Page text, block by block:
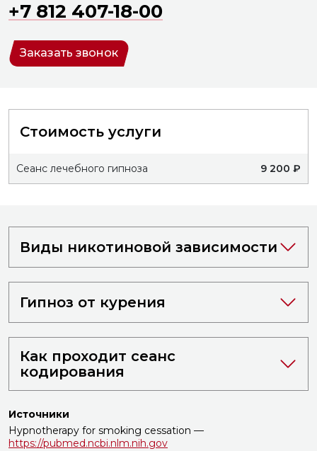
+7 812 407-18-00
Заказать звонок
Стоимость услуги
Сеанс лечебного гипноза 9 200 ₽
Виды никотиновой зависимости
Гипноз от курения
Как проходит сеанс
кодирования
Источники
Hypnotherapy for smoking cessation —
https://pubmed.ncbi.nlm.nih.gov